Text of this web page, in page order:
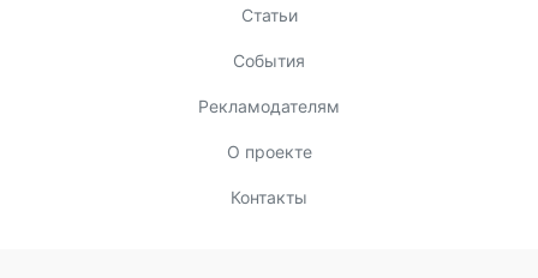
Статьи
События
Рекламодателям
О проекте
Контакты